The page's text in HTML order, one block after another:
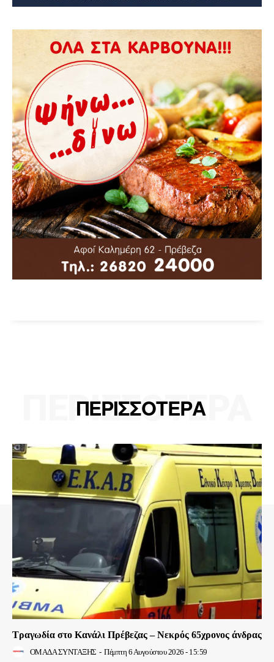
ΠΕΡΙΣΣΟΤΕΡΑ
ΠΕΡΙΣΣΟΤΕΡΑ
Τραγωδία στο Κανάλι Πρέβεζας – Νεκρός 65χρονος άνδρας
ΟΜΑΔΑ ΣΥΝΤΑΞΗΣ - Πέμπτη 6 Αυγούστου 2026 - 15:59